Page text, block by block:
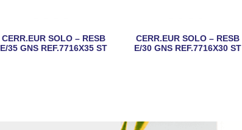
CERR.EUR SOLO – RESB
E/35 GNS REF.7716X35 ST
CERR.EUR SOLO – RESB
E/30 GNS REF.7716X30 ST